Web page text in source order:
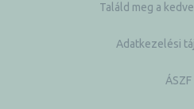
Találd meg a
Adatkezelési
ÁSZF